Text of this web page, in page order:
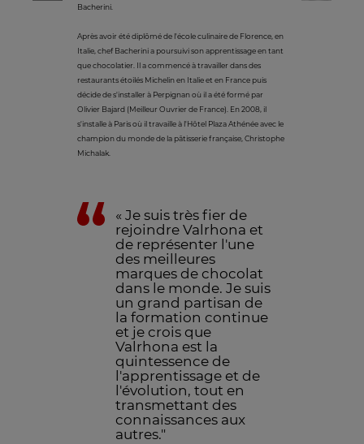
Bacherini.
Après avoir été diplômé de l'école culinaire de Florence, en
Italie, chef Bacherini a poursuivi son apprentissage en tant
que chocolatier. Il a commencé à travailler dans des
restaurants étoilés Michelin en Italie et en France puis
décide de s'installer à Perpignan où il a été formé par
Olivier Bajard (Meilleur Ouvrier de France). En 2008, il
s'installe à Paris où il travaille à l'Hôtel Plaza Athénée avec le
champion du monde de la pâtisserie française, Christophe
Michalak.
« Je suis très fier de
rejoindre Valrhona et
de représenter l'une
des meilleures
marques de chocolat
dans le monde. Je suis
un grand partisan de
la formation continue
et je crois que
Valrhona est la
quintessence de
l'apprentissage et de
l'évolution, tout en
transmettant des
connaissances aux
autres."